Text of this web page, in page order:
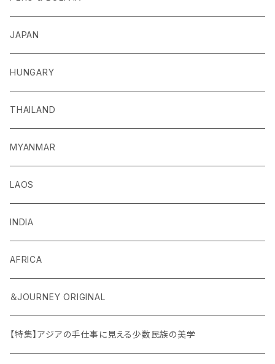
JAPAN
HUNGARY
THAILAND
MYANMAR
LAOS
INDIA
AFRICA
＆JOURNEY ORIGINAL
【特集】アジアの手仕事に見える少数民族の美学